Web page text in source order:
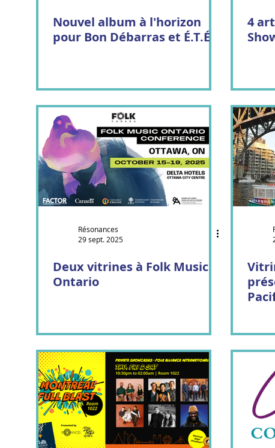
Genticorum Al Badil Tuque et capuche
Nouvel album à l'horizon
pour Bon Débarras et É.T.É
4
Résonances
29 sept. 2025
Deux vitrines à Folk Music
Ontario